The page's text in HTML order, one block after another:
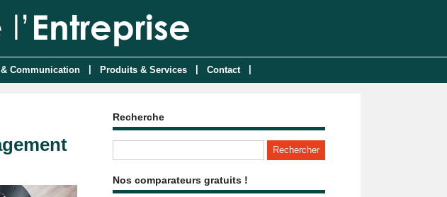
Communication Produits & Services Contact
Recherche
Nos comparateurs gratuits !